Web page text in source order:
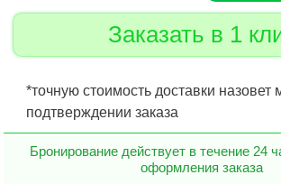
Заказать в 1
*точную стоимость доставки
подтверждении заказа
Бронирование действует в течение 24
оформления заказа